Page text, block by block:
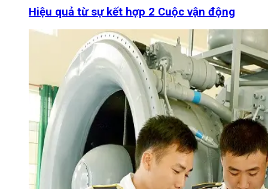
Hiệu quả từ sự kết hợp 2 Cuộc vận động